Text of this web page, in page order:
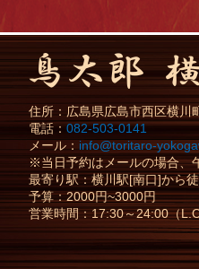
住所： 広島県広島市西区横川
電話：082-503-0141
メール： info@toritaro-
※当日予約はメールの場合、
最寄り駅：横川駅[南口]から
予算：2000円~3000円
営業時間：17:30～24:00（